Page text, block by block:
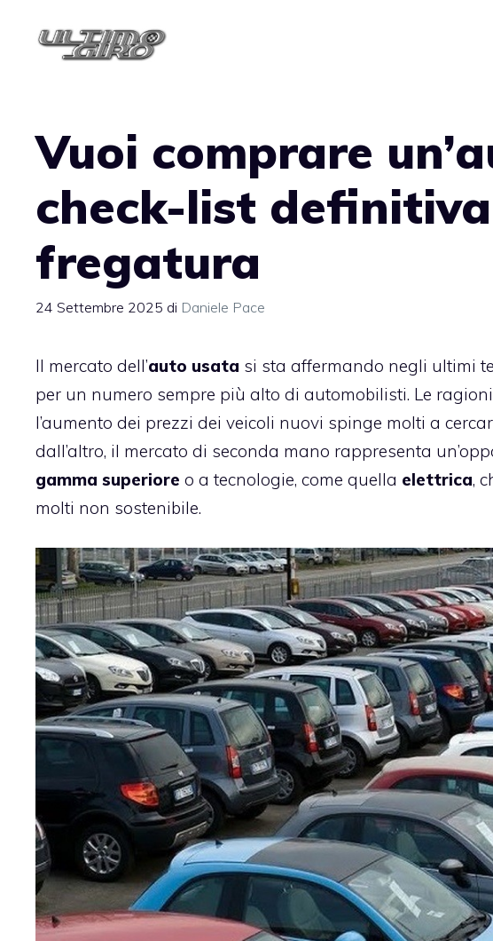
Vuoi comprare
check-list
fregatura
24 Settembre 2025 di Daniele Pace
Il mercato dell’auto usata si sta affermando negli ultimi
per un numero sempre più alto di automobilisti. Le
l’aumento dei prezzi dei veicoli nuovi spinge molti a
dall’altro, il mercato di seconda mano rappresenta
gamma superiore o a tecnologie, come quella elettrica,
molti non sostenibile.